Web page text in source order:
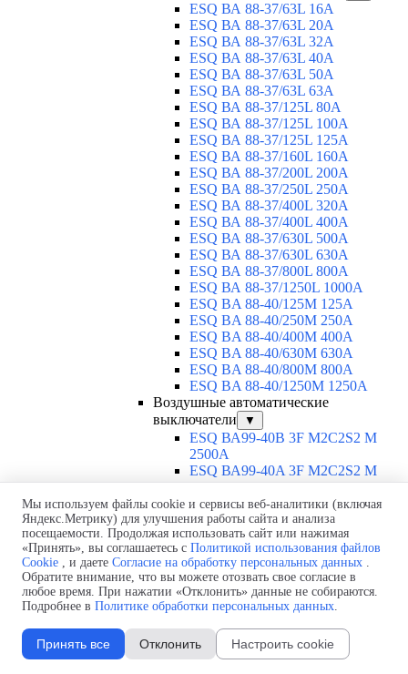
ESQ ВА 88-37/63L 16A
ESQ ВА 88-37/63L 20A
ESQ ВА 88-37/63L 32A
ESQ ВА 88-37/63L 40A
ESQ ВА 88-37/63L 50A
ESQ ВА 88-37/63L 63A
ESQ ВА 88-37/125L 80A
ESQ ВА 88-37/125L 100A
ESQ ВА 88-37/125L 125A
ESQ ВА 88-37/160L 160A
ESQ ВА 88-37/200L 200A
ESQ ВА 88-37/250L 250A
ESQ ВА 88-37/400L 320A
ESQ ВА 88-37/400L 400A
ESQ ВА 88-37/630L 500A
ESQ ВА 88-37/630L 630A
ESQ ВА 88-37/800L 800A
ESQ ВА 88-37/1250L 1000A
ESQ BA 88-40/125M 125A
ESQ BA 88-40/250M 250A
ESQ BA 88-40/400M 400A
ESQ BA 88-40/630М 630A
ESQ BA 88-40/800M 800A
ESQ BA 88-40/1250М 1250A
Воздушные автоматические
выключатели
▼
ESQ ВА99-40B 3F M2C2S2 M
2500A
ESQ ВА99-40A 3F M2C2S2 М
800A
ESQ ВА99-40A 3F M2C2S2 М
630A
ESQ ВА99-40A 3F M2C2S2 М
2000A
ESQ ВА99-40A 3F M2C2S2 М
1600A
ESQ ВА99-40A 3F M2C2S2 М
ESQ ВА99-40A 3F M2C2S2 М
1000A
Мы используем файлы cookie и сервисы веб-аналитики (включая
Яндекс.Метрику) для улучшения работы сайта и анализа
посещаемости. Продолжая использовать сайт или нажимая
«Принять», вы соглашаетесь с Политикой использования файлов
Cookie , и даете Согласие на обработку персональных данных .
Обратите внимание, что вы можете отозвать свое согласие в
любое время. При нажатии «Отклонить» данные не собираются.
Подробнее в Политике обработки персональных данных.
Принять все Отклонить Настроить cookie